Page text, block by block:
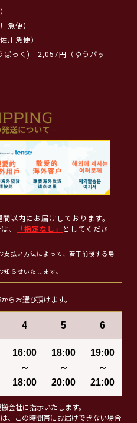
急便）
川急便）
ぱっく)
2,057円（ゆうパッ
以内にお届けしております。
、
「指定なし」
としてくださ
払い方法によって、若干前後する場
らせいたします。
らお選び頂けます。
4 5 6
16:00
～
18:00
18:00
～
20:00
19:00
～
21:00
会社に指示いたします。
、この時間帯にお届けできない場合